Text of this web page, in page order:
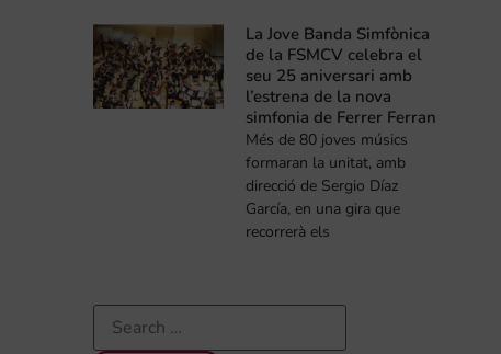
La Jove Banda Simfònica
de la FSMCV celebra el
seu 25 aniversari amb
l’estrena de la nova
simfonia de Ferrer Ferran
Més de 80 joves músics
formaran la unitat, amb
direcció de Sergio Díaz
García, en una gira que
recorrerà els